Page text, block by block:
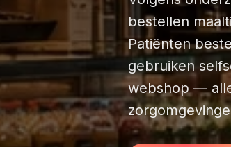
bestellen
Patiënten
gebruiken
webshop —